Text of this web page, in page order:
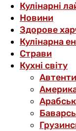
Кулінарні
Новини
Здорове
Кулінарна
Страви
Кухні світу